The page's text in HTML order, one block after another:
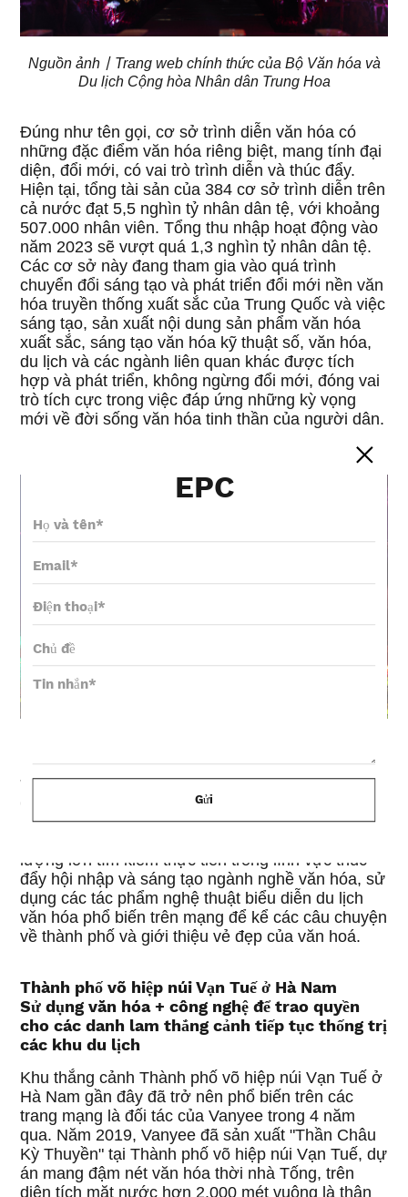
Nguồn ảnh丨Trang web chính thức của Bộ Văn hóa và
Du lịch Cộng hòa Nhân dân Trung Hoa
Đúng như tên gọi, cơ sở trình diễn văn hóa có
những đặc điểm văn hóa riêng biệt, mang tính đại
diện, đổi mới, có vai trò trình diễn và thúc đẩy.
Hiện tại, tổng tài sản của 384 cơ sở trình diễn trên
cả nước đạt 5,5 nghìn tỷ nhân dân tệ, với khoảng
507.000 nhân viên. Tổng thu nhập hoạt động vào
năm 2023 sẽ vượt quá 1,3 nghìn tỷ nhân dân tệ.
Các cơ sở này đang tham gia vào quá trình
chuyển đổi sáng tạo và phát triển đổi mới nền văn
hóa truyền thống xuất sắc của Trung Quốc và việc
sáng tạo, sản xuất nội dung sản phẩm văn hóa
xuất sắc, sáng tạo văn hóa kỹ thuật số, văn hóa,
du lịch và các ngành liên quan khác được tích
hợp và phát triển, không ngừng đổi mới, đóng vai
trò tích cực trong việc đáp ứng những kỳ vọng
mới về đời sống văn hóa tinh thần của người dân.
Là một doanh nghiệp công nghệ cao về văn hóa
và sáng tạo, Vanyee nhấn mạnh việc sử dụng
công nghệ cao làm phương tiện và văn hóa làm
nền tảng đã tham gia sâu vào ngành du lịch văn
lượng lớn tìm kiếm thực tiễn trong lĩnh vực thúc
đẩy hội nhập và sáng tạo ngành nghề văn hóa, sử
dụng các tác phẩm nghệ thuật biểu diễn du lịch
văn hóa phổ biến trên mạng để kể các câu chuyện
về thành phố và giới thiệu vẻ đẹp của văn hoá.
Thành phố võ hiệp núi Vạn Tuế ở Hà Nam
Sử dụng văn hóa + công nghệ để trao quyền
cho các danh lam thắng cảnh tiếp tục thống trị
các khu du lịch
Khu thắng cảnh Thành phố võ hiệp núi Vạn Tuế ở
Hà Nam gần đây đã trở nên phổ biến trên các
trang mạng là đối tác của Vanyee trong 4 năm
qua. Năm 2019, Vanyee đã sản xuất "Thần Châu
Kỳ Thuyền" tại Thành phố võ hiệp núi Vạn Tuế, dự
án mang đậm nét văn hóa thời nhà Tống, trên
diện tích mặt nước hơn 2.000 mét vuông là thân
EPC
Gửi